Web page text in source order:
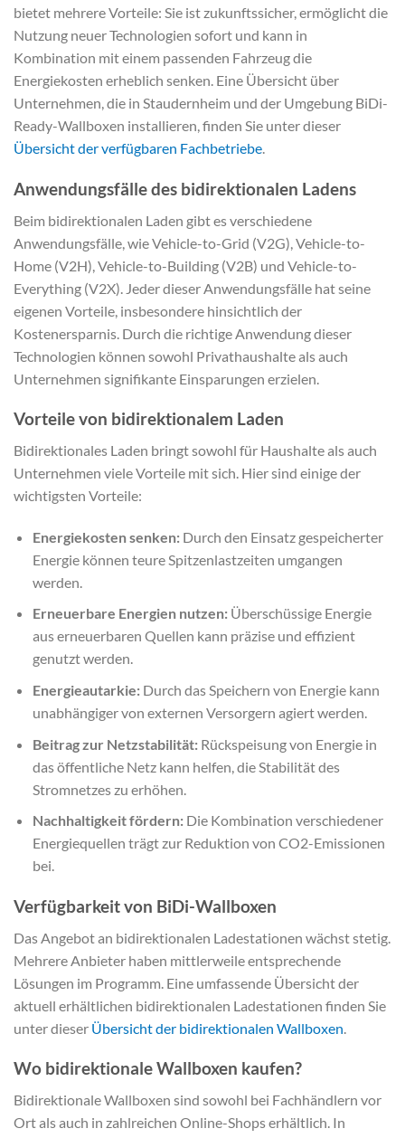
bietet mehrere Vorteile: Sie ist zukunftssicher, ermöglicht die
Nutzung neuer Technologien sofort und kann in
Kombination mit einem passenden Fahrzeug die
Energiekosten erheblich senken. Eine Übersicht über
Unternehmen, die in Staudernheim und der Umgebung BiDi-
Ready-Wallboxen installieren, finden Sie unter dieser
Übersicht der verfügbaren Fachbetriebe.
Anwendungsfälle des bidirektionalen Ladens
Beim bidirektionalen Laden gibt es verschiedene
Anwendungsfälle, wie Vehicle-to-Grid (V2G), Vehicle-to-
Home (V2H), Vehicle-to-Building (V2B) und Vehicle-to-
Everything (V2X). Jeder dieser Anwendungsfälle hat seine
eigenen Vorteile, insbesondere hinsichtlich der
Kostenersparnis. Durch die richtige Anwendung dieser
Technologien können sowohl Privathaushalte als auch
Unternehmen signifikante Einsparungen erzielen.
Vorteile von bidirektionalem Laden
Bidirektionales Laden bringt sowohl für Haushalte als auch
Unternehmen viele Vorteile mit sich. Hier sind einige der
wichtigsten Vorteile:
Energiekosten senken:Durch den Einsatz gespeicherter
Energie können teure Spitzenlastzeiten umgangen
werden.
Erneuerbare Energien nutzen:Überschüssige Energie
aus erneuerbaren Quellen kann präzise und effizient
genutzt werden.
Energieautarkie:Durch das Speichern von Energie kann
unabhängiger von externen Versorgern agiert werden.
Beitrag zur Netzstabilität:Rückspeisung von Energie in
das öffentliche Netz kann helfen, die Stabilität des
Stromnetzes zu erhöhen.
Nachhaltigkeit fördern:Die Kombination verschiedener
Energiequellen trägt zur Reduktion von CO2-Emissionen
bei.
Verfügbarkeit von BiDi-Wallboxen
Das Angebot an bidirektionalen Ladestationen wächst stetig.
Mehrere Anbieter haben mittlerweile entsprechende
Lösungen im Programm. Eine umfassende Übersicht der
aktuell erhältlichen bidirektionalen Ladestationen finden Sie
unter dieser Übersicht der bidirektionalen Wallboxen
Wo bidirektionale Wallboxen kaufen?
Bidirektionale Wallboxen sind sowohl bei Fachhändlern vor
Ort als auch in zahlreichen Online-Shops erhältlich. In